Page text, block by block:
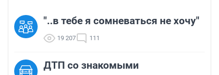
"..в тебе я сомневаться не хочу"
19 207 111
ДТП со знакомыми